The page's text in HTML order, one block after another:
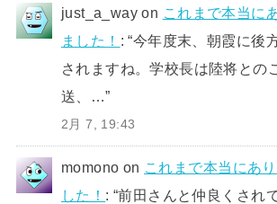
just_a_way on これまで本当に
ました！ : “今年度末、朝霞に後
されますね。学校長は陸将との
送、…”
2月 7, 19:43
momono on これまで本当にあ
した！ : “前田さんと仲良くされ